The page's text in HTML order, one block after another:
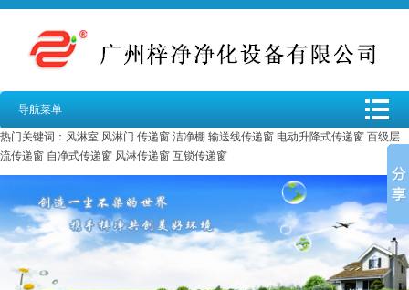
导航菜单
热门关键词： 风淋室 风淋门 传递窗 洁净棚 输送线传递窗 电动升降式传递窗 百级层
流传递窗 自净式传递窗 风淋传递窗 互锁传递窗